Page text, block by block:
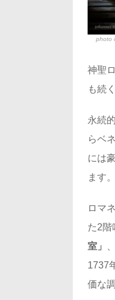
photo
神聖
も続
永続
らベ
には
ます
ロマ
た2階
室」
1737
価な